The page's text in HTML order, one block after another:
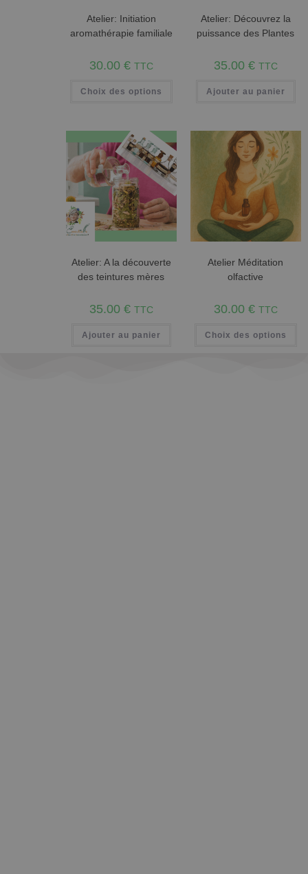
Atelier: Initiation
aromathérapie familiale
30.00 € TTC
Choix des options
Atelier: Découvrez la
puissance des Plantes
35.00 € TTC
Ajouter au panier
Atelier: A la découverte
des teintures mères
35.00 € TTC
Ajouter au panier
Atelier Méditation
olfactive
30.00 € TTC
Choix des options